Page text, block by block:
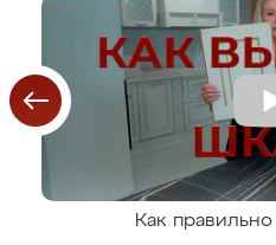
Как